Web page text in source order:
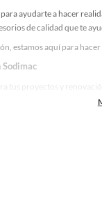
ayudarte a hacer
de calidad que te
estamos aquí para
Sodimac
tus proyectos y
en Sodimac.